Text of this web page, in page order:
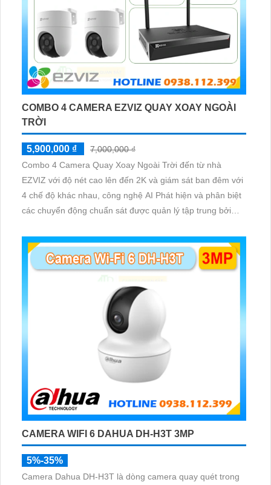
COMBO 4 CAMERA EZVIZ QUAY XOAY NGOÀI
TRỜI
5,900,000 ₫
7,000,000 ₫
Combo 4 Camera Quay Xoay Ngoài Trời đến từ nhà
EZVIZ với độ nét cao lên đến 2K và giám sát ban đêm với
4 chế độ khác nhau, công nghệ AI Phát hiện và phân biệt
các chuyển động chuẩn sát được quản lý tập trung bởi
CAMERA WIFI 6 DAHUA DH-H3T 3MP
5%-35%
Camera Dahua DH-H3T là dòng camera quay quét trong